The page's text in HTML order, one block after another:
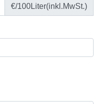
€/100Liter(inkl.MwSt.)